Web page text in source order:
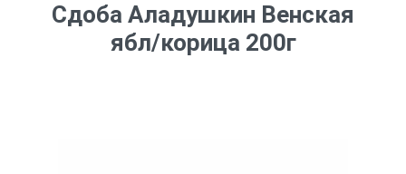
Сдоба Аладушкин Венская
ябл/корица 200г